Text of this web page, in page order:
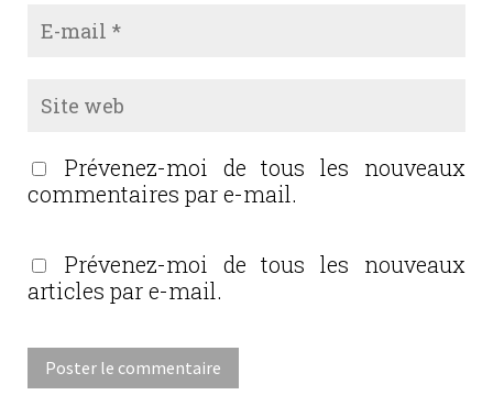
Prévenez-moi de tous les nouveaux
commentaires par e-mail.
Prévenez-moi de tous les nouveaux
articles par e-mail.